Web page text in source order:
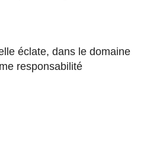
éclate, dans le domaine
responsabilité